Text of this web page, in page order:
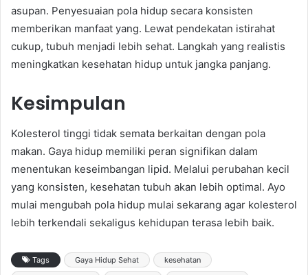
asupan. Penyesuaian pola hidup secara konsisten
memberikan manfaat yang. Lewat pendekatan istirahat
cukup, tubuh menjadi lebih sehat. Langkah yang realistis
meningkatkan kesehatan hidup untuk jangka panjang.
Kesimpulan
Kolesterol tinggi tidak semata berkaitan dengan pola
makan. Gaya hidup memiliki peran signifikan dalam
menentukan keseimbangan lipid. Melalui perubahan kecil
yang konsisten, kesehatan tubuh akan lebih optimal. Ayo
mulai mengubah pola hidup mulai sekarang agar kolesterol
lebih terkendali sekaligus kehidupan terasa lebih baik.
Tags Gaya Hidup Sehat
kesehatan